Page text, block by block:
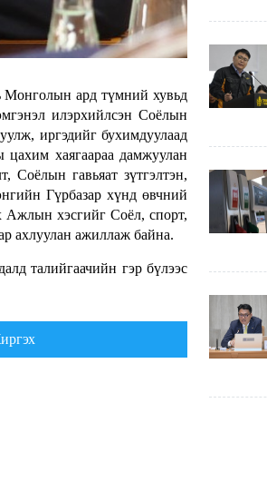
Монголын ард түмний хувьд
илэрхийлсэн Соёлын
иргэдийг бухимдуулаад
хаягаараа дамжуулан
гавьяат зүтгэлтэн,
Гүрбазар хүнд өвчний
Ажлын хэсгийг Соёл, спорт,
ахлуулан ажиллаж байна.
талийгаачийн гэр бүлээс